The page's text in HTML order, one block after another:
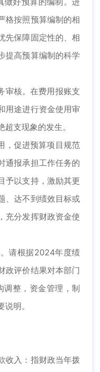
格按照预算编制的相
先保障固定性的、相
提高预算编制的科学
核。在费用报账支
用途进行资金使用审
支现象的发生。
促进预算项目规范
通报承担工作任务的
予以支持，激励其更
、达不到绩效目标或
充分发挥财政资金使
请根据2024年度绩
政评价结果对本部门
整，资金管理，制
明。
入：指财政当年拨